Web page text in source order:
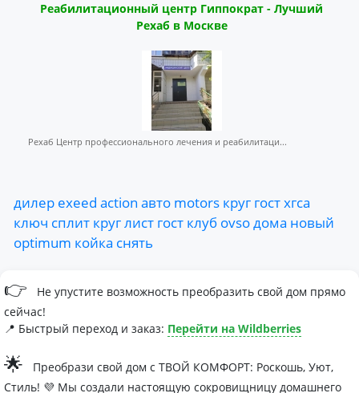
Реабилитационный центр Гиппократ - Лучший
Рехаб в Москве
Рехаб Центр профессионального лечения и реабилитаци...
дилер exeed action авто motors круг гостхгса
ключ сплит круглист гост клуб ovsoдома новый
optimum койка снять
👉
Не упустите возможность преобразить свой дом прямо
сейчас!
📍 Быстрый переход и заказ: Перейти на Wildberries
🌟
Преобрази свой дом с ТВОЙ КОМФОРТ: Роскошь, Уют,
Стиль! 💜 Мы создали настоящую сокровищницу домашнего